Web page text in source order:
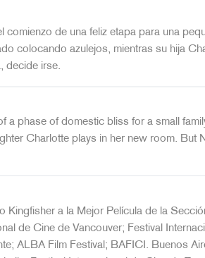
de una feliz etapa para una
colocando azulejos, mientras su hija
decide irse.
phase of domestic bliss for a small
Charlotte plays in her new room. But
Kingfisher a la Mejor Película de la
de Cine de Vancouver; Festival
ALBA Film Festival; BAFICI. Buenos